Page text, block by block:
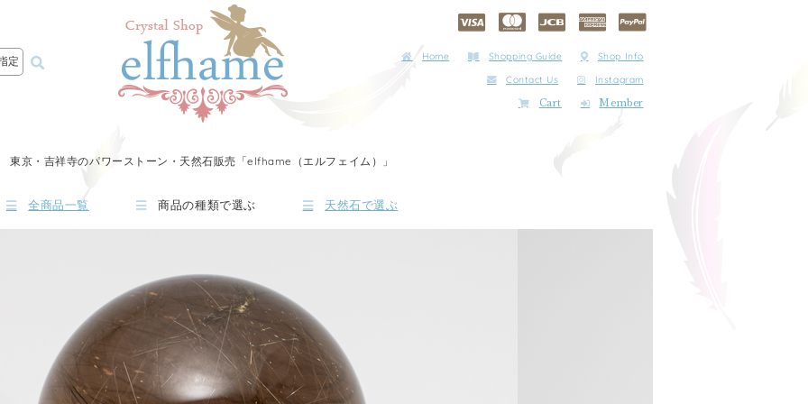
定 Home Shopping Guide
Shop Info
Contact Us
Instagram
Cart
Member
東京・吉祥寺のパワーストーン・天然石販売「elfhame（エルフェイム）」
全商品一覧 商品の種類で選ぶ 天然石で選ぶ